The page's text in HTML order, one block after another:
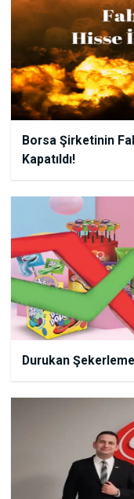
Borsa Şirketinin
Kapatıldı!
Durukan